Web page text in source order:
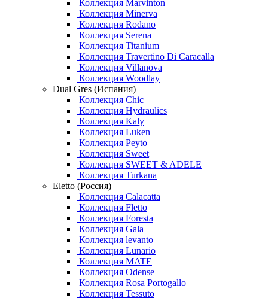
Коллекция Marvinton
Коллекция Minerva
Коллекция Rodano
Коллекция Serena
Коллекция Titanium
Коллекция Travertino Di Caracalla
Коллекция Villanova
Коллекция Woodlay
Dual Gres (Испания)
Коллекция Chic
Коллекция Hydraulics
Коллекция Kaly
Коллекция Luken
Коллекция Peyto
Коллекция Sweet
Коллекция SWEET & ADELE
Коллекция Turkana
Eletto (Россия)
Коллекция Calacatta
Коллекция Fletto
Коллекция Foresta
Коллекция Gala
Коллекция levanto
Коллекция Lunario
Коллекция MATE
Коллекция Odense
Коллекция Rosa Portogallo
Коллекция Tessuto